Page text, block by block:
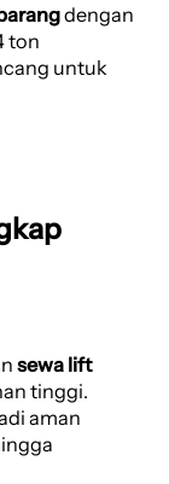
dengan
ton
untuk
sewa lift
tinggi.
aman